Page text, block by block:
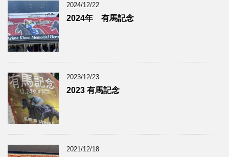
2024/12/22
2024年 有馬記念
2023/12/23
2023 有馬記念
2021/12/18